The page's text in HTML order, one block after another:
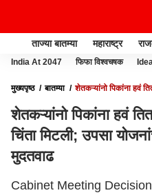
ताज्या बातम्या महाराष्ट्र
India At 2047 फिफा विश्वचषक
मुख्यपृष्ठ बातम्या
शेतकऱ्यांनो पिकांना हवं
शेतकऱ्यांनो पिकांना हवं
चिंता मिटली; उपसा
मुदतवाढ
Cabinet Meeting Decision :